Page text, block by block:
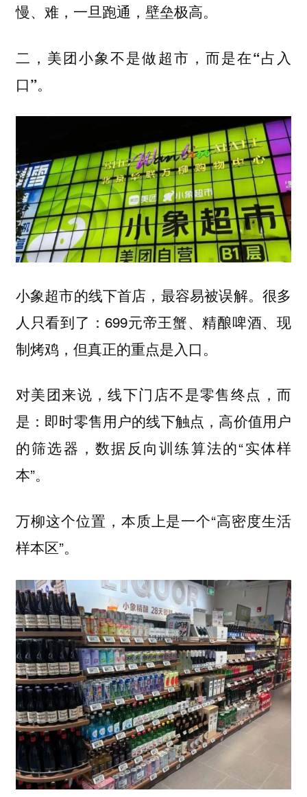
慢、难，一旦跑通，壁垒极高。
二，美团小象不是做超市，而是在“占入
口”。
小象超市的线下首店，最容易被误解。很多
人只看到了：699元帝王蟹、精酿啤酒、现
制烤鸡，但真正的重点是入口。
对美团来说，线下门店不是零售终点，而
是：即时零售用户的线下触点，高价值用户
的筛选器，数据反向训练算法的“实体样
本”。
万柳这个位置，本质上是一个“高密度生活
样本区”。